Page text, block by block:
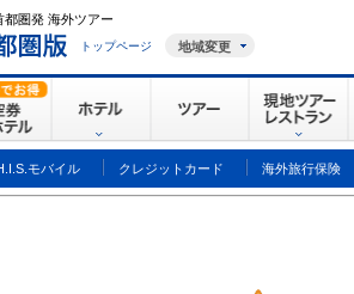
都圏発 海外ツアー
トップページ 地域変更
モバイル クレジットカード 海外旅行保険